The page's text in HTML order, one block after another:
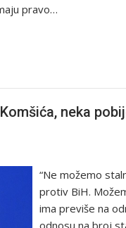
pravo…
neka
“Ne možemo
protiv BiH.
ima previše na